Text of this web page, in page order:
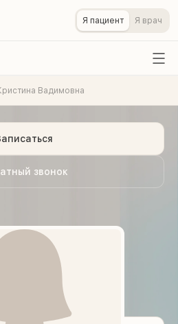
Я пациент Я врач
Вадимовна
звонок